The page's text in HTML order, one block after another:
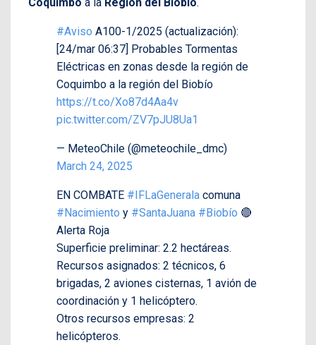
#Aviso A100-1/2025 (actualización):
[24/mar 06:37] Probables Tormentas
Eléctricas en zonas desde la región de
Coquimbo a la región del Biobío
https://t.co/Xo87d4Aa4v
pic.twitter.com/ZV7pJU8Ua1
— MeteoChile (@meteochile_dmc)
March 24, 2025
EN COMBATE #IFLaGenerala comuna
#Nacimiento y #SantaJuana #Biobío 🔴
Alerta Roja
Superficie preliminar: 2.2 hectáreas.
Recursos asignados: 2 técnicos, 6
brigadas, 2 aviones cisternas, 1 avión de
coordinación y 1 helicóptero.
Otros recursos empresas: 2
helicópteros.